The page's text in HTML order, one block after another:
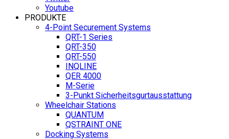
Youtube
PRODUKTE
4-Point Securement Systems
QRT-1 Series
QRT-350
QRT-550
INQLINE
QER 4000
M-Serie
3-Punkt Sicherheitsgurtausstattung
Wheelchair Stations
QUANTUM
QSTRAINT ONE
Docking Systems